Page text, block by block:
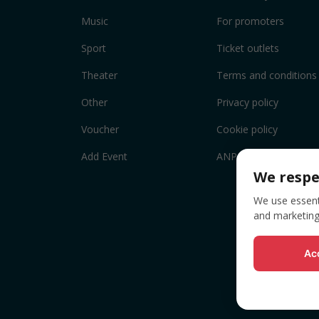
Music
Sport
Theater
Other
Voucher
Add Event
For promoters
Ticket outlets
Terms and conditions
Privacy policy
Cookie policy
ANPC
We
We use
and